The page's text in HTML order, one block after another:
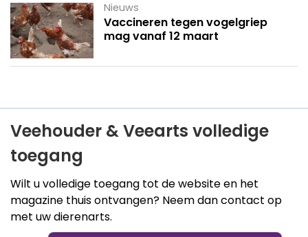
Nieuws
Vaccineren tegen vogelgriep
mag vanaf 12 maart
Veehouder & Veearts volledige
toegang
Wilt u volledige toegang tot de website en het
magazine thuis ontvangen? Neem dan contact op
met uw dierenarts.